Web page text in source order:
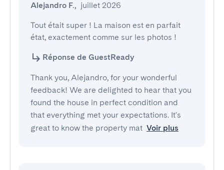
Alejandro F., juillet 2026
Tout était super ! La maison est en parfait
état, exactement comme sur les photos !
Réponse de GuestReady
Thank you, Alejandro, for your wonderful
feedback! We are delighted to hear that you
found the house in perfect condition and
that everything met your expectations. It's
great to know the property mat Voir plus